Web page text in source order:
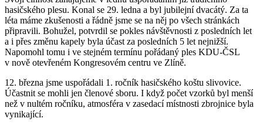
hasičského plesu. Konal se 29. ledna a byl jubilejní dvacátý. Za ta
léta máme zkušenosti a řádně jsme se na něj po všech stránkách
připravili. Bohužel, potvrdil se pokles návštěvnosti z posledních let
a i přes změnu kapely byla účast za posledních 5 let nejnižší.
Napomohl tomu i ve stejném termínu pořádaný ples KDU-ČSL
v nově otevřeném Kongresovém centru ve Zlíně.
12. března jsme uspořádali 1. ročník hasičského koštu slivovice.
Účastnit se mohli jen členové sboru. I když počet vzorků byl menší
než v nultém ročníku, atmosféra v zasedací místnosti zbrojnice byla
vynikající.